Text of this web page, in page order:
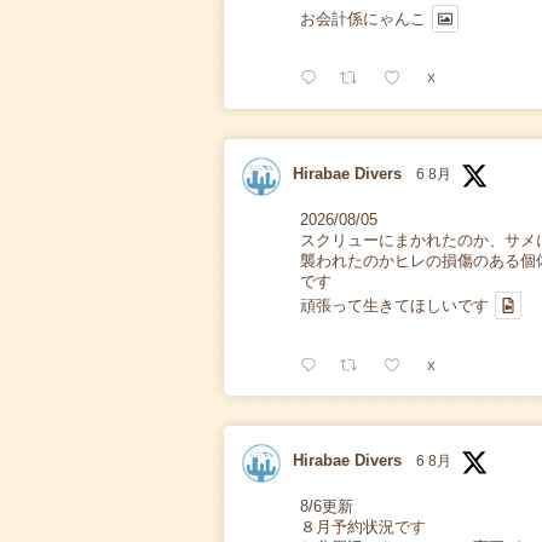
お会計係にゃんこ
X
Hirabae Divers 6 8月
2026/08/05
スクリューにまかれたのか、サメ
襲われたのかヒレの損傷のある個
です
頑張って生きてほしいです
X
Hirabae Divers 6 8月
8/6更新
８月予約状況です